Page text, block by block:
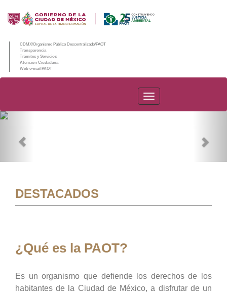
CDMX/Organismo Público Descentralizado/PAOT
Transparencia
Trámites y Servicios
Atención Ciudadana
Web e-mail PAOT
PAOT
DESTACADOS
¿Qué es la PAOT?
Es un organismo que defiende los derechos de los
habitantes de la Ciudad de México, a disfrutar de un